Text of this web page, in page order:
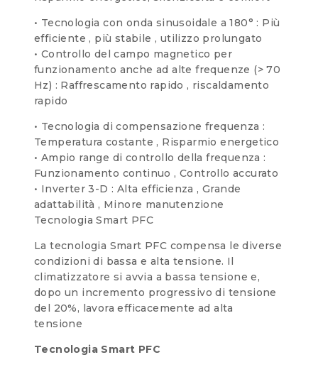
• Tecnologia con onda sinusoidale a 180° : Più
efficiente , più stabile , utilizzo prolungato
• Controllo del campo magnetico per
funzionamento anche ad alte frequenze (> 70
Hz) : Raffrescamento rapido , riscaldamento
rapido
• Tecnologia di compensazione frequenza :
Temperatura costante , Risparmio energetico
• Ampio range di controllo della frequenza :
Funzionamento continuo , Controllo accurato
• Inverter 3-D : Alta efficienza , Grande
adattabilità , Minore manutenzione
Tecnologia Smart PFC
La tecnologia Smart PFC compensa le diverse
condizioni di bassa e alta tensione. Il
climatizzatore si avvia a bassa tensione e,
dopo un incremento progressivo di tensione
del 20%, lavora efficacemente ad alta
tensione
Tecnologia Smart PFC